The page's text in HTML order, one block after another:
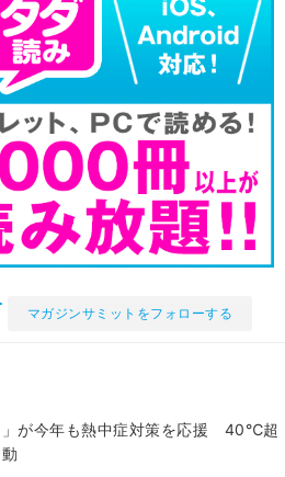
マガジンサミットをフォローする
」が今年も熱中症対策を応援 40℃超